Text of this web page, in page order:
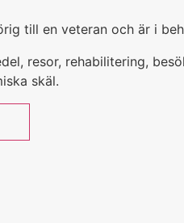
till en veteran och är i
resor, rehabilitering,
skäl.